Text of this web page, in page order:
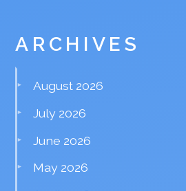
ARCHIVES
August 2026
July 2026
June 2026
May 2026